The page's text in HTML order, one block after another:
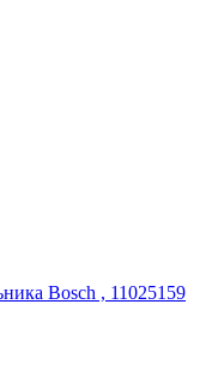
Bosch , 11025159